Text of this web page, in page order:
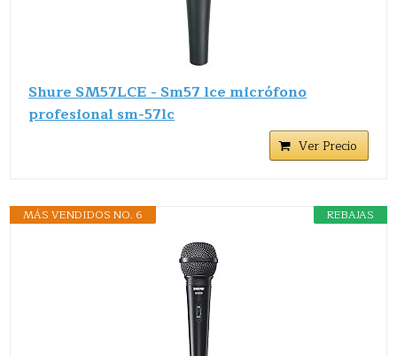
Shure SM57LCE - Sm57 lce micrófono
profesional sm-57lc
Ver Precio
REBAJAS
MÁS VENDIDOS NO. 6